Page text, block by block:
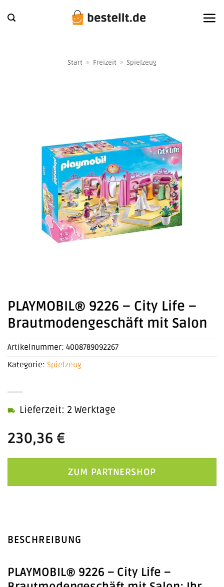
Inhalt
Start » Freizeit » Spielzeug
PLAYMOBIL® 9226 – City Life –
Brautmodengeschäft mit Salon
230,36 €
Lieferzeit: 2 Werktage
ZUM PARTNERSHOP
Artikelnummer: 4008789092267
Kategorie: Spielzeug
BESCHREIBUNG
PLAYMOBIL® 9226 – City Life –